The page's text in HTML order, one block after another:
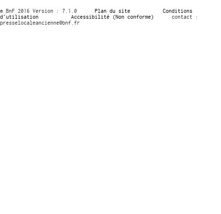
© BnF 2016 Version : 7.1.0 Plan du site
Conditions
d’utilisation
Accessibilité (Non conforme)
contact :
presselocaleancienne@bnf.fr